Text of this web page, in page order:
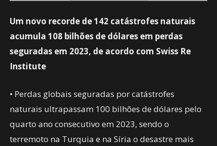
Um novo recorde de 142 catástrofes naturais
acumula 108 bilhões de dólares em perdas
seguradas em 2023, de acordo com Swiss Re
Institute
• Perdas globais seguradas por catástrofes
naturais ultrapassam 100 bilhões de dólares pelo
quarto ano consecutivo em 2023, sendo o
terremoto na Turquia e na Síria o desastre mais